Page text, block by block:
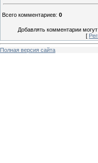
Всего комментариев: 0
Добавлять комментарии
[
Полная версия сайта